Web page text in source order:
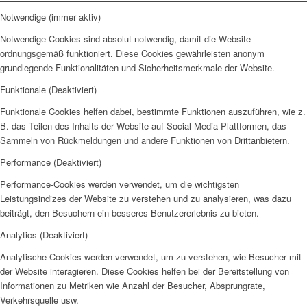
Notwendige (immer aktiv)
Notwendige Cookies sind absolut notwendig, damit die Website
ordnungsgemäß funktioniert. Diese Cookies gewährleisten anonym
grundlegende Funktionalitäten und Sicherheitsmerkmale der Website.
Funktionale (Deaktiviert)
Funktionale Cookies helfen dabei, bestimmte Funktionen auszuführen, wie z.
B. das Teilen des Inhalts der Website auf Social-Media-Plattformen, das
Sammeln von Rückmeldungen und andere Funktionen von Drittanbietern.
Performance (Deaktiviert)
Performance-Cookies werden verwendet, um die wichtigsten
Leistungsindizes der Website zu verstehen und zu analysieren, was dazu
beiträgt, den Besuchern ein besseres Benutzererlebnis zu bieten.
Analytics (Deaktiviert)
Analytische Cookies werden verwendet, um zu verstehen, wie Besucher mit
der Website interagieren. Diese Cookies helfen bei der Bereitstellung von
Informationen zu Metriken wie Anzahl der Besucher, Absprungrate,
Verkehrsquelle usw.